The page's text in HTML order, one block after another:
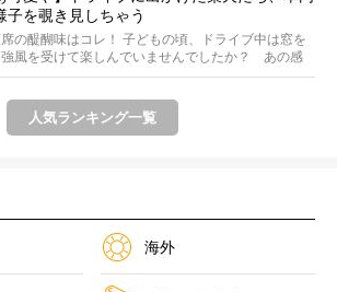
子を覗き見しちゃう
の醍醐味はコレ！ 子どもの頃、ドライブ中は窓を
風を受けて楽しんでいませんでしたか？ あの感
人気ランキング一覧
海外